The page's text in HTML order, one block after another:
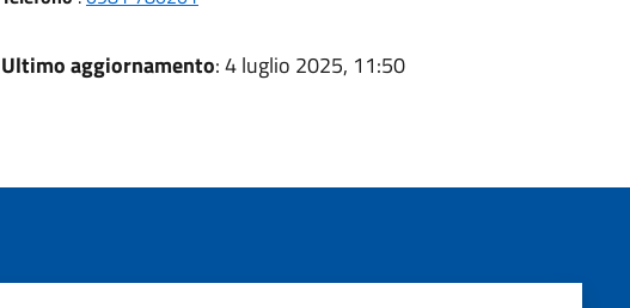
Ultimo aggiornamento: 4 luglio 2025, 11:50